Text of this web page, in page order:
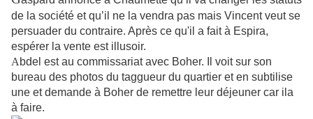
de la société et qu’il ne la vendra pas mais Vincent veut se
persuader du contraire. Après ce qu'il a fait à Espira,
espérer la vente est illusoir.
A bdel est au commissariat avec Boher. Il voit sur son
bureau des photos du taggueur du quartier et en subtilise
une et demande à Boher de remettre leur déjeuner car ila
à faire.